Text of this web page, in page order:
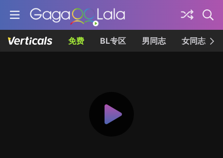
免费 BL专区 男同志 女同志